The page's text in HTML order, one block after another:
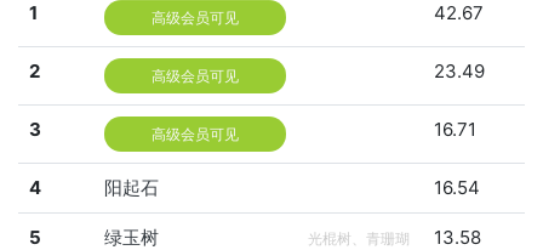
1 高级会员可见 42.67
2 高级会员可见 23.49
3 高级会员可见 16.71
4 阳起石 16.54
5 绿玉树 光棍树、青珊瑚 13.58